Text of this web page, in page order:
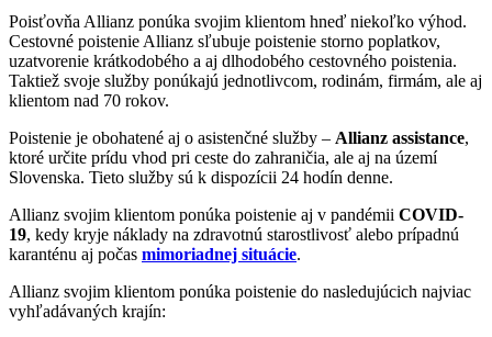
Poisťovňa Allianz ponúka svojim klientom hneď niekoľko výhod.
Cestovné poistenie Allianz sľubuje poistenie storno poplatkov,
uzatvorenie krátkodobého a aj dlhodobého cestovného poistenia.
Taktiež svoje služby ponúkajú jednotlivcom, rodinám, firmám, ale aj
klientom nad 70 rokov.
Poistenie je obohatené aj o asistenčné služby – Allianz assistance,
ktoré určite prídu vhod pri ceste do zahraničia, ale aj na území
Slovenska. Tieto služby sú k dispozícii 24 hodín denne.
Allianz svojim klientom ponúka poistenie aj v pandémii COVID-
19, kedy kryje náklady na zdravotnú starostlivosť alebo prípadnú
karanténu aj počas mimoriadnej situácie.
Allianz svojim klientom ponúka poistenie do nasledujúcich najviac
vyhľadávaných krajín: